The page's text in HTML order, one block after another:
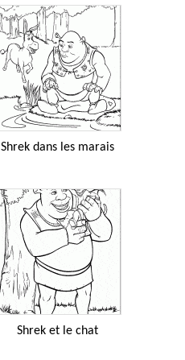
Shrek dans les marais
Shrek et le chat